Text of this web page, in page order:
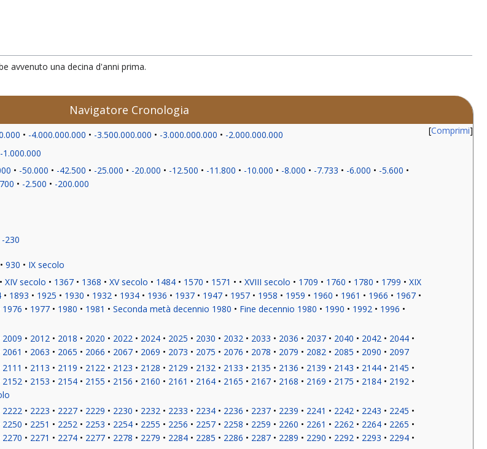
avvenuto una decina d'anni prima.
Navigatore Cronologia
Comprimi
-4.000.000.000 -3.500.000.000 -3.000.000.000
-2.000.000.000
-1.000.000
-50.000 -42.500 -25.000 -20.000 -12.500 -11.800 -10.000 -8.000 -7.733 -6.000
-5.600
-2.500
-200.000
-230
930 IX secolo
XIV secolo 1367 1368 XV secolo 1484 1570 1571 XVIII secolo 1709 1760 1780 1799
XIX
1893 1925 1930 1932 1934 1936 1937 1947 1957 1958 1959 1960 1961 1966
1967
1976 1977 1980 1981 Seconda metà decennio 1980 Fine decennio 1980 1990 1992
1996
2009 2012 2018 2020 2022 2024 2025 2030 2032 2033 2036 2037 2040 2042
2044
2061 2063 2065 2066 2067 2069 2073 2075 2076 2078 2079 2082 2085 2090 2097
2111 2113 2119 2122 2123 2128 2129 2132 2133 2135 2136 2139 2143 2144
2145
2152 2153 2154 2155 2156 2160 2161 2164 2165 2167 2168 2169 2175 2184
2192
2222 2223 2227 2229 2230 2232 2233 2234 2236 2237 2239 2241 2242 2243
2245
2250 2251 2252 2253 2254 2255 2256 2257 2258 2259 2260 2261 2262 2264
2265
2270 2271 2274 2277 2278 2279 2284 2285 2286 2287 2289 2290 2292 2293
2294